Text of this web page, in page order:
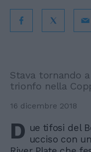
Stava tornando
trionfo nella
16 dicembre 2018
D ue tifosi del
ucciso con